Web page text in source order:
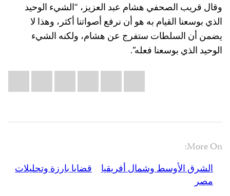
وقال قريب الصحفي هشام عبد العزيز، “الشيء الوحيد
الذي بوسعنا القيام به هو أن نرفع أصواتنا أكثر، وهذا لا
يضمن أن السلطات ستفرج عن هشام، ولكنه الشيء
الوحيد الذي بوسعنا فعله”.
More On:
الشرق الأوسط وشمال أفريقيا
قضايا بارزة وتحليلات
مصر